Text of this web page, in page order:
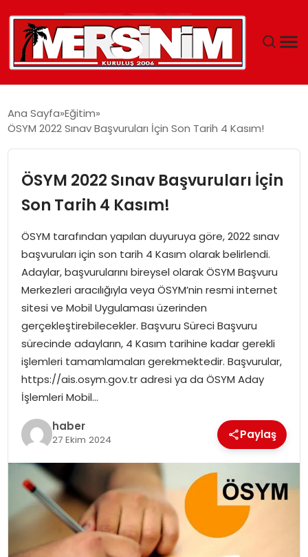
GÜNCEL
SAĞLIK
EĞITIM
SPOR
EKONOMI
MAGAZIN
DÜNYA
OTOMOBIL
Ana Sayfa Eğitim
ÖSYM 2022 Sınav Başvuruları İçin Son Tarih 4 Kasım!
ÖSYM 2022 Sınav Başvuruları İçin
Son Tarih 4 Kasım!
ÖSYM tarafından yapılan duyuruya göre, 2022 sınav
başvuruları için son tarih 4 Kasım olarak belirlendi.
Adaylar, başvurularını bireysel olarak ÖSYM Başvuru
Merkezleri aracılığıyla veya ÖSYM’nin resmi internet
sitesi ve Mobil Uygulaması üzerinden
gerçekleştirebilecekler. Başvuru Süreci Başvuru
sürecinde adayların, 4 Kasım tarihine kadar gerekli
işlemleri tamamlamaları gerekmektedir. Başvurular,
https://ais.osym.gov.tr adresi ya da ÖSYM Aday
İşlemleri Mobil…
haber
27 Ekim 2024 Paylaş